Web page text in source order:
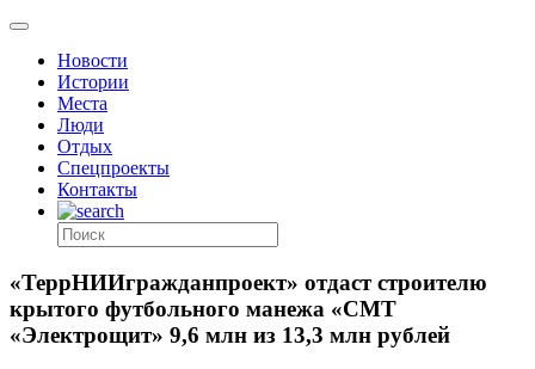
Новости
Истории
Места
Люди
Отдых
Спецпроекты
Контакты
«ТеррНИИгражданпроект» отдаст строителю
крытого футбольного манежа «СМТ
«Электрощит» 9,6 млн из 13,3 млн рублей